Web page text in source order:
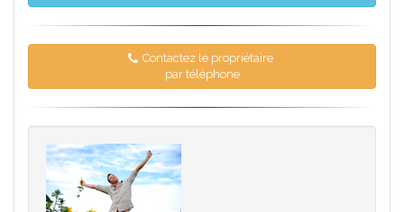
Contactez le propriétaire
par téléphone